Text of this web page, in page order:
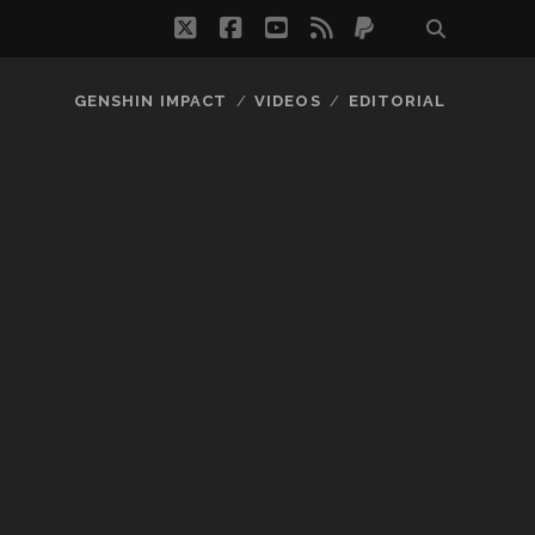
twitterfacebook
youtube
rss paypal
GENSHIN IMPACT VIDEOS EDITORIAL